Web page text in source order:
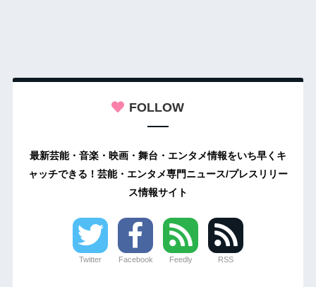
FOLLOW
最新芸能・音楽・映画・舞台・エンタメ情報をいち早くキ
ャッチできる！芸能・エンタメ専門ニュース/プレスリリー
ス情報サイト
Twitter Facebook Feedly RSS